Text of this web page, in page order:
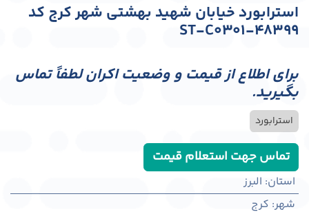
استرابورد خیابان شهید بهشتی شهر کرج کد
ST-C0301-48399
برای اطلاع از قیمت و وضعیت اکران لطفاً تماس
بگیرید.
استرابورد
تماس جهت استعلام قیمت
استان: البرز
شهر: كرج